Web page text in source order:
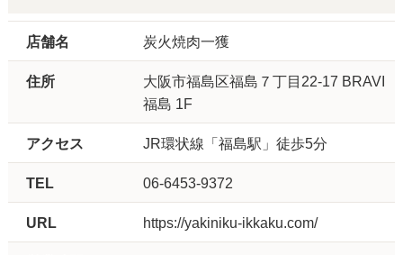
店舗名 炭火焼肉一獲
住所
大阪市福島区福島７丁目22-17 BRAVI
福島 1F
アクセス JR環状線「福島駅」徒歩5分
TEL 06-6453-9372
URL https://yakiniku-ikkaku.com/